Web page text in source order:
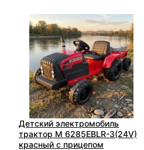
Детский электромобиль
трактор M 6285EBLR-3(24V)
красный с прицепом